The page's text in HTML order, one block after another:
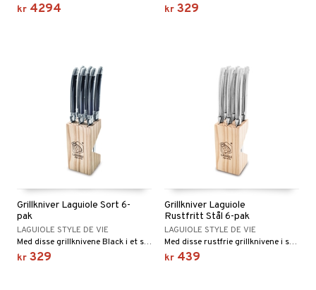
kr 4294 kr 329
Grillkniver Laguiole Sort 6-
pak
LAGUIOLE STYLE DE VIE
Med disse grillknivene Black i et sett med 6 fra Premium Line of Laguiole Style de Vie kan du enkelt kutte et godt stykke kjøtt.
kr 329
Grillkniver Laguiole
Rustfritt Stål 6-pak
LAGUIOLE STYLE DE VIE
Med disse rustfrie grillknivene i sett med 6 fra Premium Line of Laguiole Style de Vie kan du enkelt kutte et godt stykke kjøtt.
kr 439